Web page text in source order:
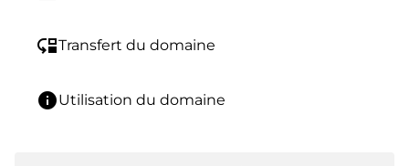
move_downTransfert du domaine
infoUtilisation du domaine